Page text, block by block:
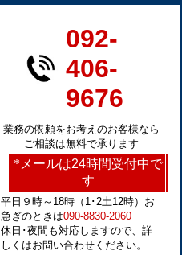
092-
406-
9676
業務の依頼をお考えのお客様なら
ご相談は無料で承ります
* メールは24時間受付中で
す
平日９時～18時（1･2土12時）お
急ぎのときは090-8830-2060
休日･夜間も対応しますので、詳
しくはお問い合わせください。